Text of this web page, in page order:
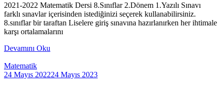
2021-2022 Matematik Dersi 8.Sınıflar 2.Dönem 1.Yazılı Sınavı
farklı sınavlar içerisinden istediğinizi seçerek kullanabilirsiniz.
8.sınıflar bir taraftan Liselere giriş sınavına hazırlanırken her ihtimale
karşı ortalamalarını
Devamını Oku
Matematik
24 Mayıs 202224 Mayıs 2023